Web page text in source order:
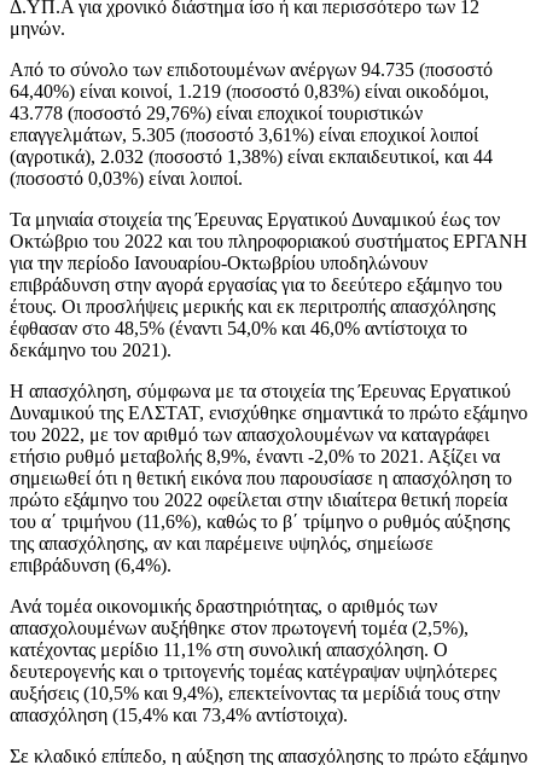
Δ.ΥΠ.Α για χρονικό διάστημα ίσο ή και περισσότερο των 12
μηνών.
Από το σύνολο των επιδοτουμένων ανέργων 94.735 (ποσοστό
64,40%) είναι κοινοί, 1.219 (ποσοστό 0,83%) είναι οικοδόμοι,
43.778 (ποσοστό 29,76%) είναι εποχικοί τουριστικών
επαγγελμάτων, 5.305 (ποσοστό 3,61%) είναι εποχικοί λοιποί
(αγροτικά), 2.032 (ποσοστό 1,38%) είναι εκπαιδευτικοί, και 44
(ποσοστό 0,03%) είναι λοιποί.
Τα μηνιαία στοιχεία της Έρευνας Εργατικού Δυναμικού έως τον
Οκτώβριο του 2022 και του πληροφοριακού συστήματος ΕΡΓΑΝΗ
για την περίοδο Ιανουαρίου-Οκτωβρίου υποδηλώνουν
επιβράδυνση στην αγορά εργασίας για το δεεύτερο εξάμηνο του
έτους. Οι προσλήψεις μερικής και εκ περιτροπής απασχόλησης
έφθασαν στο 48,5% (έναντι 54,0% και 46,0% αντίστοιχα το
δεκάμηνο του 2021).
Η απασχόληση, σύμφωνα με τα στοιχεία της Έρευνας Εργατικού
Δυναμικού της ΕΛΣΤΑΤ, ενισχύθηκε σημαντικά το πρώτο εξάμηνο
του 2022, με τον αριθμό των απασχολουμένων να καταγράφει
ετήσιο ρυθμό μεταβολής 8,9%, έναντι -2,0% το 2021. Αξίζει να
σημειωθεί ότι η θετική εικόνα που παρουσίασε η απασχόληση το
πρώτο εξάμηνο του 2022 οφείλεται στην ιδιαίτερα θετική πορεία
του α΄ τριμήνου (11,6%), καθώς το β΄ τρίμηνο ο ρυθμός αύξησης
της απασχόλησης, αν και παρέμεινε υψηλός, σημείωσε
επιβράδυνση (6,4%).
Ανά τομέα οικονομικής δραστηριότητας, ο αριθμός των
απασχολουμένων αυξήθηκε στον πρωτογενή τομέα (2,5%),
κατέχοντας μερίδιο 11,1% στη συνολική απασχόληση. Ο
δευτερογενής και ο τριτογενής τομέας κατέγραψαν υψηλότερες
αυξήσεις (10,5% και 9,4%), επεκτείνοντας τα μερίδιά τους στην
απασχόληση (15,4% και 73,4% αντίστοιχα).
Σε κλαδικό επίπεδο, η αύξηση της απασχόλησης το πρώτο εξάμηνο